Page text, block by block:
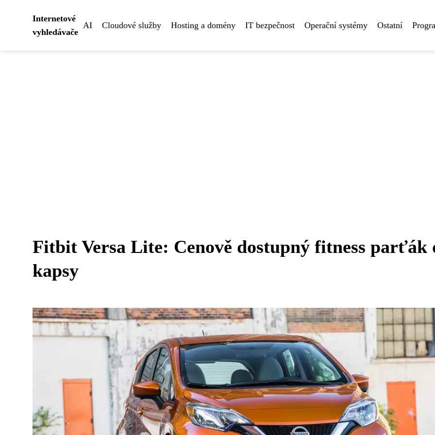
Internetové
vyhledávače
AI Cloudové služby Hosting a domény IT bezpečnost Operační systémy Ostatní
Fitbit Versa Lite: Cenově dostupný fitness parťák
kapsy